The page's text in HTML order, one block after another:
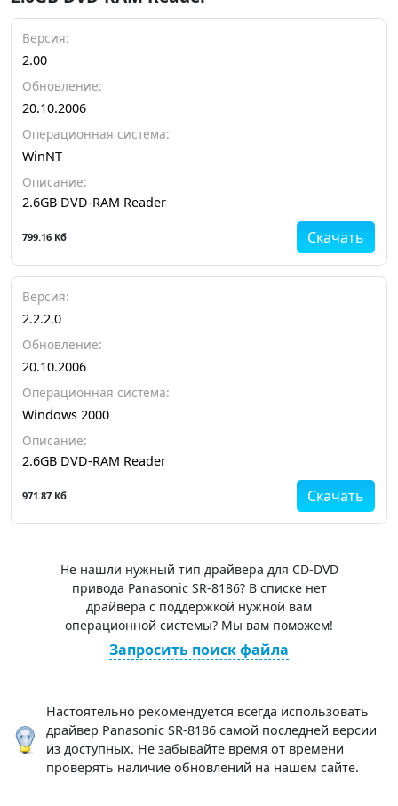
Версия:
2.00
Обновление:
20.10.2006
Операционная система:
WinNT
Описание:
2.6GB DVD-RAM Reader
Скачать
799.16 Кб
Версия:
2.2.2.0
Обновление:
20.10.2006
Операционная система:
Windows 2000
Описание:
2.6GB DVD-RAM Reader
Скачать
971.87 Кб
Не нашли нужный тип драйвера для CD-DVD
привода Panasonic SR-8186? В списке нет
драйвера с поддержкой нужной вам
операционной системы? Мы вам поможем!
Запросить поиск файла
Настоятельно рекомендуется всегда использовать
драйвер Panasonic SR-8186 самой последней версии
из доступных. Не забывайте время от времени
проверять наличие обновлений на нашем сайте.